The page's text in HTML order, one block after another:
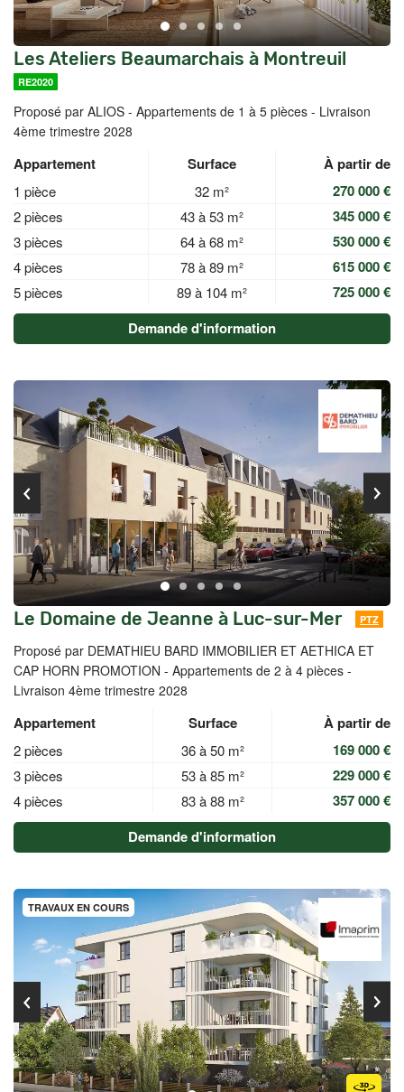
Les Ateliers Beaumarchais à Montreuil
RE2020
Proposé par ALIOS - Appartements de 1 à 5 pièces - Livraison
4ème trimestre 2028
Appartement Surface À partir de
1 pièce 32 m² 270 000 €
2 pièces 43 à 53 m² 345 000 €
3 pièces 64 à 68 m² 530 000 €
4 pièces 78 à 89 m² 615 000 €
5 pièces 89 à 104 m²
725 000 €
Demande d'information
Le Domaine de Jeanne à Luc-sur-Mer PTZ
Proposé par DEMATHIEU BARD IMMOBILIER ET AETHICA ET
CAP HORN PROMOTION - Appartements de 2 à 4 pièces -
Livraison 4ème trimestre 2028
Appartement Surface À partir de
2 pièces 36 à 50 m² 169 000 €
3 pièces 53 à 85 m² 229 000 €
4 pièces 83 à 88 m²
357 000 €
Demande d'information
TRAVAUX EN COURS